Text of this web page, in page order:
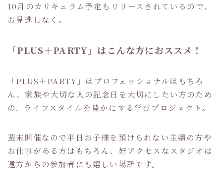
10月のカリキュラム予定もリリースされているので、
お見逃しなく。
「PLUS＋PARTY」はこんな方におススメ！
「PLUS＋PARTY」はプロフェッショナルはもちろ
ん、家族や大切な人の記念日を大切にしたい方のため
の、ライフスタイルを豊かにする学びプロジェクト。
週末開催なので平日お子様を預けられない主婦の方や
お仕事がある方はもちろん、好アクセスなスタジオは
遠方からの参加者にも嬉しい場所です。